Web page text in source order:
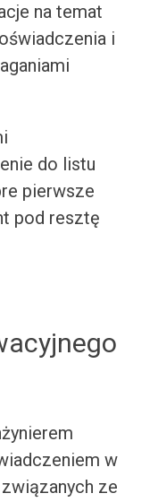
na temat
i
do listu
pierwsze
pod resztę
w
ze